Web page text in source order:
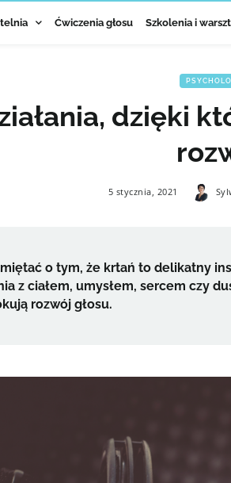
Ćwiczenia głosu Szkolenia i
dzięki
5 stycznia, 2021
o tym, że krtań to delikatny
z ciałem, umysłem, sercem czy
rozwój głosu.